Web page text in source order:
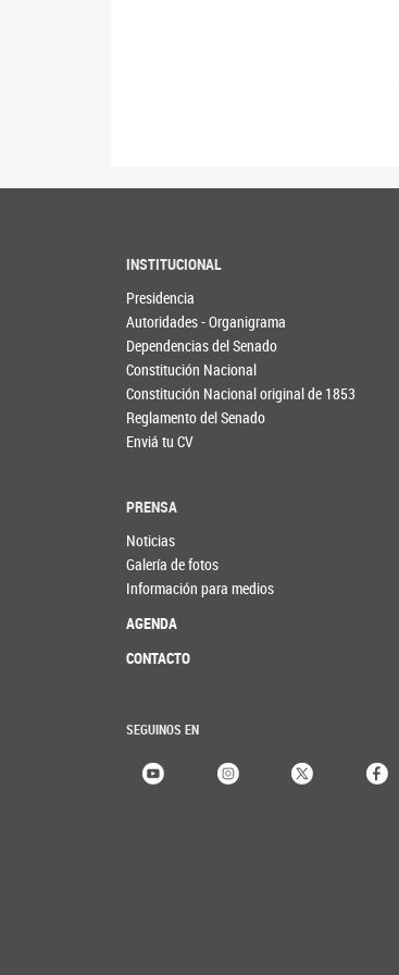
INSTITUCIONAL
Presidencia
Autoridades - Organigrama
Dependencias del Senado
Constitución Nacional
Constitución Nacional original de 1853
Reglamento del Senado
Enviá tu CV
PRENSA
Noticias
Galería de fotos
Información para medios
AGENDA
CONTACTO
SEGUINOS EN